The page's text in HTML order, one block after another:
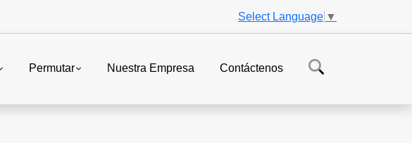
Select Language ▼
Permutar Nuestra Empresa Contáctenos